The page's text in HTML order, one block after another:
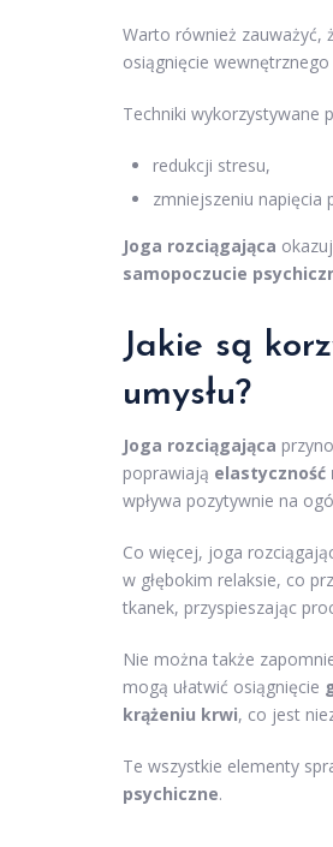
Warto również zauważyć,
osiągnięcie
Techniki wykorzystywane
redukcji stresu,
zmniejszeniu napięcia
Joga rozciągająca
samopoczucie
Jakie są
umysłu?
Joga rozciągająca
poprawiają
wpływa pozytywnie na
Co więcej, joga
w głębokim relaksie, co
tkanek, przyspieszając
Nie można także
mogą ułatwić osiągnięcie
krążeniu krwi, co jest
Te wszystkie elementy
psychiczne.